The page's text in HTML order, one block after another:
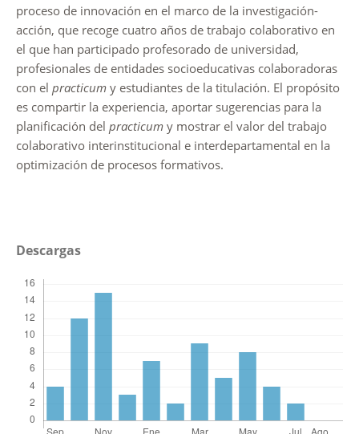
proceso de innovación en el marco de la investigación-
acción, que recoge cuatro años de trabajo colaborativo en
el que han participado profesorado de universidad,
profesionales de entidades socioeducativas colaboradoras
con el practicumy estudiantes de la titulación. El propósito
es compartir la experiencia, aportar sugerencias para la
planificación del practicumy mostrar el valor del trabajo
colaborativo interinstitucional e interdepartamental en la
optimización de procesos formativos.
Descargas